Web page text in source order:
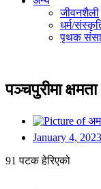
जीवनशैली
धर्म/
पृथक
पञ्चपुरीमा
January 4, 2023
91 पटक हेरिएको